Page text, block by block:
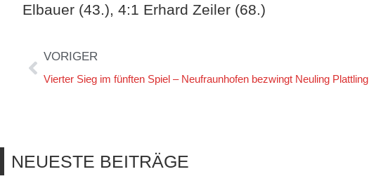
Elbauer (43.), 4:1 Erhard Zeiler (68.)
VORIGER
Vierter Sieg im fünften Spiel – Neufraunhofen bezwingt Neuling Plattling
NEUESTE BEITRÄGE